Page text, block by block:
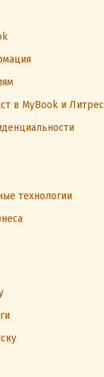
в MyBook и Литрес
технологии